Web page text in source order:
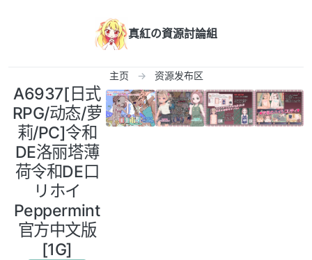
真紅の資源討論組
主页 资源发布区
A6937[日式
RPG/动态/萝
莉/PC]令和
DE洛丽塔薄
荷令和DE口
リホイ
Peppermint
官方中文版
[1G]